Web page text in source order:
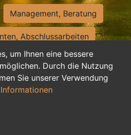
um Ihnen eine bessere
Durch die Nutzung
Sie unserer Verwendung
Management, Beratung
Abschlussarbeiten
Sekretariat
Nebenjobs
duale Ausbildung